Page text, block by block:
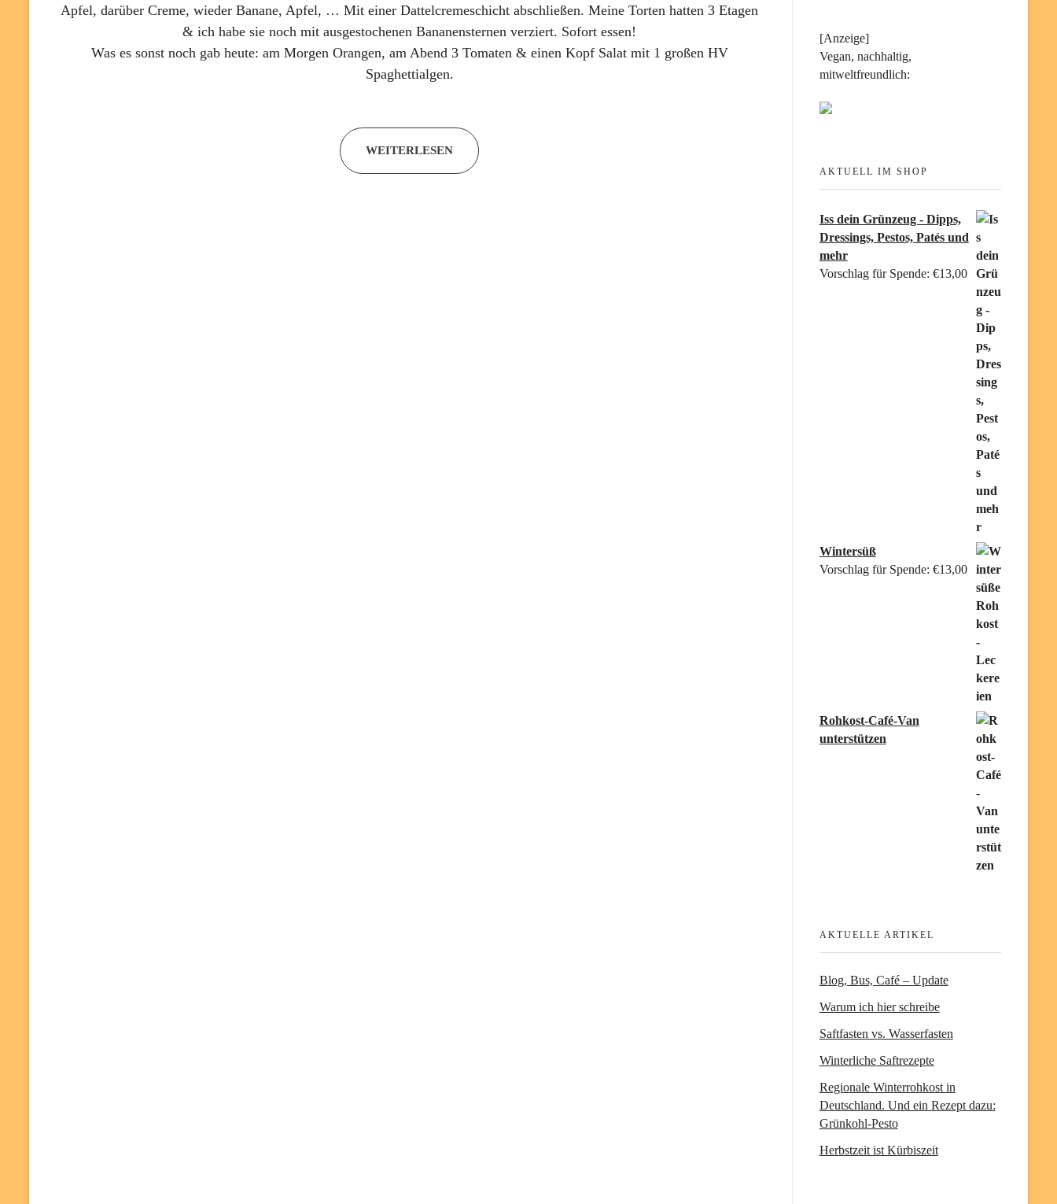
Apfel, darüber Creme, wieder Banane, Apfel, … Mit einer Dattelcremeschicht abschließen. Meine Torten hatten 3 Etagen
& ich habe sie noch mit ausgestochenen Bananensternen verziert. Sofort essen!
Was es sonst noch gab heute: am Morgen Orangen, am Abend 3 Tomaten & einen Kopf Salat mit 1 großen HV
Spaghettialgen.
WEITERLESEN
[Anzeige]
Vegan, nachhaltig,
mitweltfreundlich:
AKTUELL IM SHOP
Iss dein Grünzeug - Dipps,
Dressings, Pestos, Patés und
mehr
Vorschlag für Spende: €13,00
Wintersüß
Vorschlag für Spende: €13,00
Rohkost-Café-Van
unterstützen
AKTUELLE ARTIKEL
Blog, Bus, Café – Update
Warum ich hier schreibe
Saftfasten vs. Wasserfasten
Winterliche Saftrezepte
Regionale Winterrohkost in
Deutschland. Und ein Rezept dazu:
Grünkohl-Pesto
Herbstzeit ist Kürbiszeit